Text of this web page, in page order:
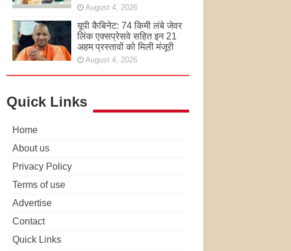
August 4, 2026
यूपी कैबिनेट: 74 किमी लंबे जेवर
लिंक एक्सप्रेसवे सहित इन 21
अहम प्रस्तावों को मिली मंजूरी
August 4, 2026
Quick Links
Home
About us
Privacy Policy
Terms of use
Advertise
Contact
Quick Links